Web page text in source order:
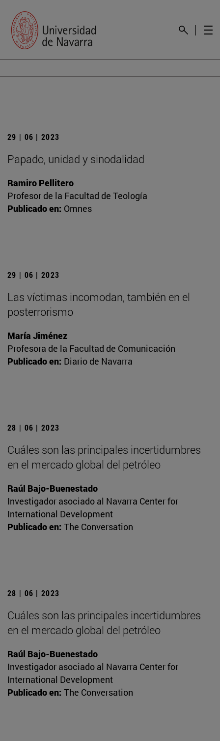
29 | 06 | 2023
Papado, unidad y sinodalidad
Ramiro Pellitero
Profesor de la Facultad de Teología
Publicado en: Omnes
29 | 06 | 2023
Las víctimas incomodan, también en el
posterrorismo
María Jiménez
Profesora de la Facultad de Comunicación
Publicado en: Diario de Navarra
28 | 06 | 2023
Cuáles son las principales incertidumbres
en el mercado global del petróleo
Raúl Bajo-Buenestado
Investigador asociado al Navarra Center for
International Development
Publicado en: The Conversation
28 | 06 | 2023
Cuáles son las principales incertidumbres
en el mercado global del petróleo
Raúl Bajo-Buenestado
Investigador asociado al Navarra Center for
International Development
Publicado en: The Conversation